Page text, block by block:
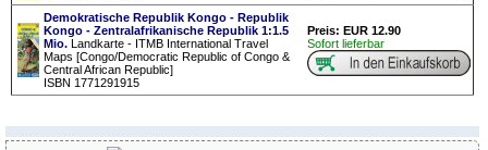
Demokratische Republik Kongo - Republik
Kongo - Zentralafrikanische Republik 1:1.5
Mio. Landkarte - ITMB International Travel
Maps [Congo/Democratic Republic of Congo &
Central African Republic]
ISBN 1771291915
Preis: EUR 12.90
Sofort lieferbar